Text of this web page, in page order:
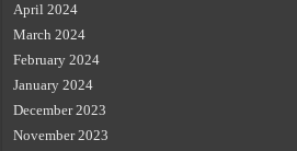
April 2024
March 2024
February 2024
January 2024
December 2023
November 2023